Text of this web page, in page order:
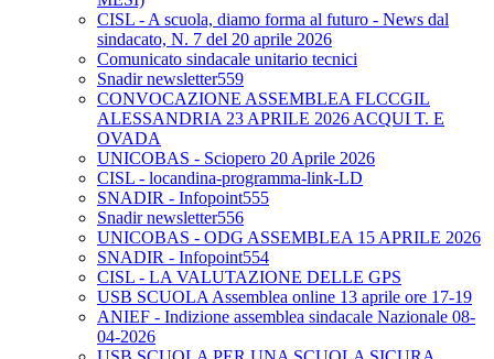
CISL - A scuola, diamo forma al futuro - News dal
sindacato, N. 7 del 20 aprile 2026
Comunicato sindacale unitario tecnici
Snadir newsletter559
CONVOCAZIONE ASSEMBLEA FLCCGIL
ALESSANDRIA 23 APRILE 2026 ACQUI T. E
OVADA
UNICOBAS - Sciopero 20 Aprile 2026
CISL - locandina-programma-link-LD
SNADIR - Infopoint555
Snadir newsletter556
UNICOBAS - ODG ASSEMBLEA 15 APRILE 2026
SNADIR - Infopoint554
CISL - LA VALUTAZIONE DELLE GPS
USB SCUOLA Assemblea online 13 aprile ore 17-19
ANIEF - Indizione assemblea sindacale Nazionale 08-
04-2026